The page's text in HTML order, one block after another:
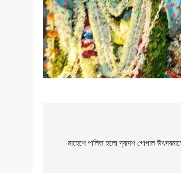
navigation
মাহেশে পালিত হলো দ্বাদশ গোপাল